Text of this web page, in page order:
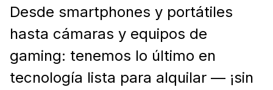
Desde smartphones y portátiles
hasta cámaras y equipos de
gaming: tenemos lo último en
tecnología lista para alquilar — ¡sin